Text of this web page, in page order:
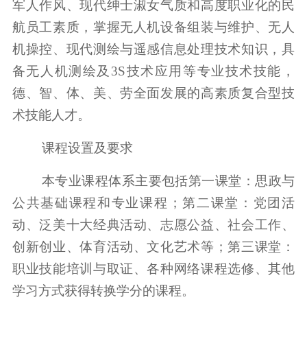
军人作风、现代绅士淑女气质和高度职业化的民
航员工素质，掌握无人机设备组装与维护、无人
机操控、现代测绘与遥感信息处理技术知识，具
备无人机测绘及3S技术应用等专业技术技能，
德、智、体、美、劳全面发展的高素质复合型技
术技能人才。
课程设置及要求
本专业课程体系主要包括第一课堂：思政与
公共基础课程和专业课程；第二课堂：党团活
动、泛美十大经典活动、志愿公益、社会工作、
创新创业、体育活动、文化艺术等；第三课堂：
职业技能培训与取证、各种网络课程选修、其他
学习方式获得转换学分的课程。